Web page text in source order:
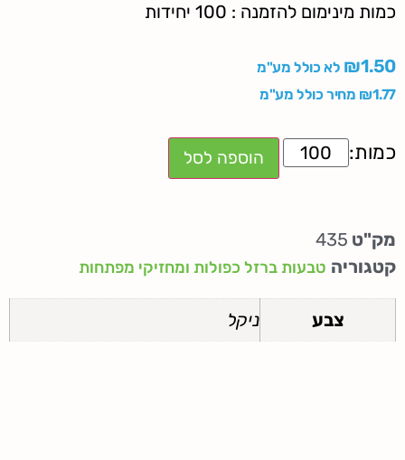
כמות מינימום להזמנה : 100 יחידות
₪1.50
לא כולל מע"מ
₪1.77 מחיר כולל מע"מ
הוספה לסל
מק"ט 435
קטגוריה טבעות ברזל כפולות ומחזיקי מפתחות
צבע ניקל